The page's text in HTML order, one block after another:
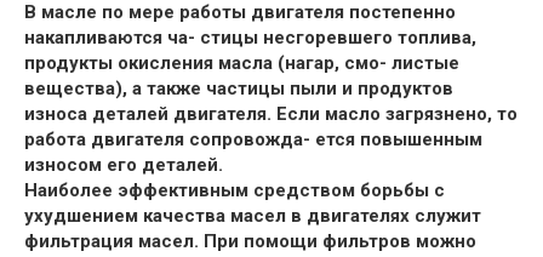
В масле по мере работы двигателя постепенно
накапливаются ча- стицы несгоревшего топлива,
продукты окисления масла (нагар, смо- листые
вещества), а также частицы пыли и продуктов
износа деталей двигателя. Если масло загрязнено, то
работа двигателя сопровожда- ется повышенным
износом его деталей.
Наиболее эффективным средством борьбы с
ухудшением качества масел в двигателях служит
фильтрация масел. При помощи фильтров можно